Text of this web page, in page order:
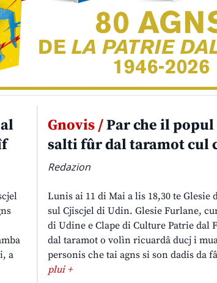
a
Gnovis /Par che il
salti fûr dal taramot cul
Redazion
Lunis ai 11 di Mai a lis 18,30 te Glesie
sul Cjiscjel di Udin. Glesie Furlane,
di Udine e Clape di Culture Patrie dal
dal taramot o volìn ricuardâ ducj i
personis che tai agns si son dadis da
plui +